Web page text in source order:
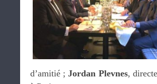
d’amitié ;Jordan Plevnes,